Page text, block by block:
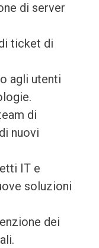
di server
ticket di
agli utenti
di
nuovi
IT e
soluzioni
dei